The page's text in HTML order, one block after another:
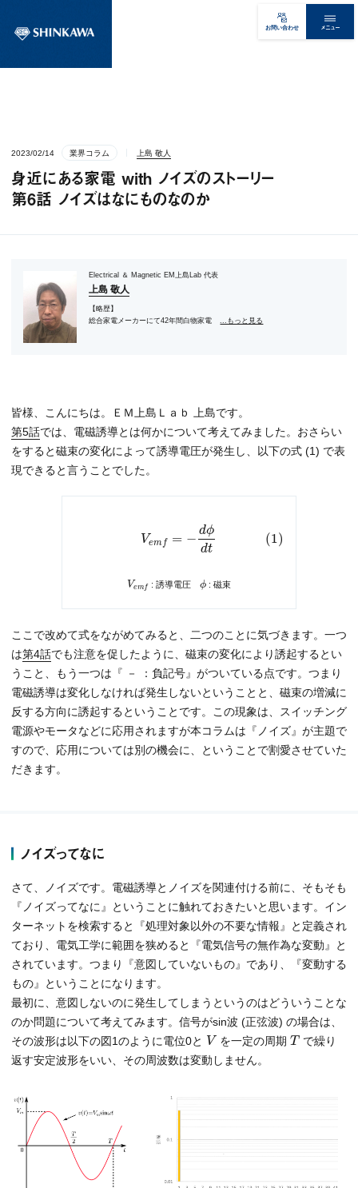
お問い合わせ メニュー
2023/02/14 業界コラム 上島 敬人
身近にある家電 with ノイズのストーリー
第6話 ノイズはなにものなのか
Electrical ＆ Magnetic EM上島Lab 代表
上島 敬人
【略歴】
総合家電メーカーにて42年間白物家電
...もっと見る
皆様、こんにちは。ＥＭ上島Ｌａｂ 上島です。
第5話では、電磁誘導とは何かについて考えてみました。おさらい
をすると磁束の変化によって誘導電圧が発生し、以下の式 (1) で表
現できると言うことでした。
Vemf = −
dϕ
dt
(1)
Vemf: 誘導電圧 ϕ : 磁束
ここで改めて式をながめてみると、二つのことに気づきます。一つ
は第4話でも注意を促したように、磁束の変化により誘起するとい
うこと、もう一つは『 － ：負記号』がついている点です。つまり
電磁誘導は変化しなければ発生しないということと、磁束の増減に
反する方向に誘起するということです。この現象は、スイッチング
電源やモータなどに応用されますが本コラムは『ノイズ』が主題で
すので、応用については別の機会に、ということで割愛させていた
だきます。
ノイズってなに
さて、ノイズです。電磁誘導とノイズを関連付ける前に、そもそも
『ノイズってなに』ということに触れておきたいと思います。イン
ターネットを検索すると『処理対象以外の不要な情報』と定義され
ており、電気工学に範囲を狭めると『電気信号の無作為な変動』と
されています。つまり『意図していないもの』であり、『変動する
もの』ということになります。
最初に、意図しないのに発生してしまうというのはどういうことな
のか問題について考えてみます。信号がsin波 (正弦波) の場合は、
その波形は以下の図1のように電位0と V を一定の周期T で繰り
返す安定波形をいい、その周波数は変動しません。